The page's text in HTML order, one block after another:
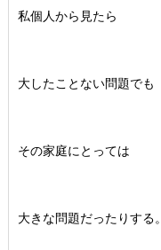
私個人から見たら
大したことない問題でも
その家庭にとっては
大きな問題だったりする。